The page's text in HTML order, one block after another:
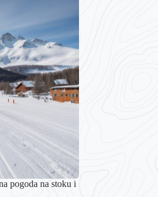
pogoda na stoku i